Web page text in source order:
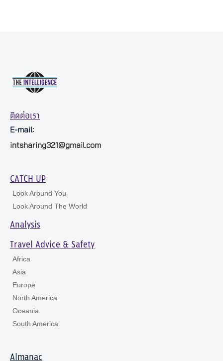
ติดต่อเรา
E-mail:
intsharing321@gmail.com
CATCH UP
Look Around You
Look Around The World
Analysis
Travel Advice & Safety
Africa
Asia
Europe
North America
Oceania
South America
Almanac